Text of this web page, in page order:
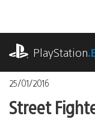
contenu
PlayStation
25/01/2016
Street